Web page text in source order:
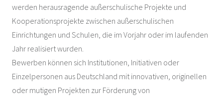
werden herausragende außerschulische Projekte und
Kooperationsprojekte zwischen außerschulischen
Einrichtungen und Schulen, die im Vorjahr oder im laufenden
Jahr realisiert wurden.
Bewerben können sich Institutionen, Initiativen oder
Einzelpersonen aus Deutschland mit innovativen, originellen
oder mutigen Projekten zur Förderung von